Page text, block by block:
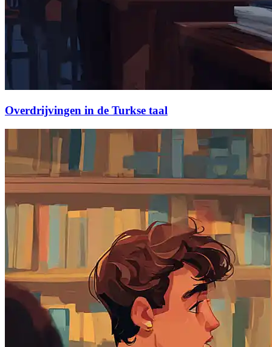
Overdrijvingen in de Turkse taal